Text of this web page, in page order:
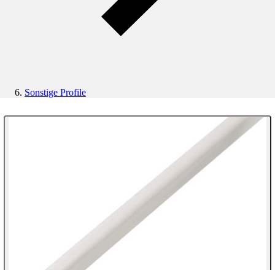
Sonstige Profile